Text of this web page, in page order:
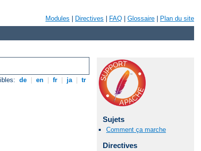
Modules Directives FAQ Glossaire Plan du site
de en fr ja tr
Sujets
Comment ça marche
Directives